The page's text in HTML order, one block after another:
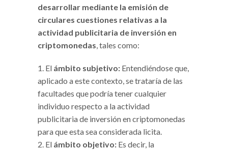
desarrollar mediante la emisión de
circulares cuestiones relativas a la
actividad publicitaria de inversión en
criptomonedas, tales como:
El ámbito subjetivo: Entendiéndose que,
aplicado a este contexto, se trataría de las
facultades que podría tener cualquier
individuo respecto a la actividad
publicitaria de inversión en criptomonedas
para que esta sea considerada licita.
El ámbito objetivo: Es decir, la